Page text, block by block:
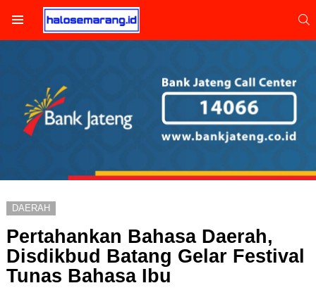
DAERAH
Pertahankan Bahasa Daerah,
Disdikbud Batang Gelar Festival
Tunas Bahasa Ibu